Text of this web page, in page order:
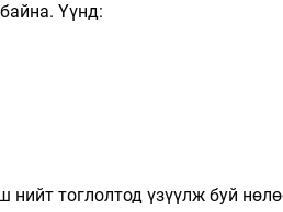
Үүнд:
нийт тоглолтод үзүүлж буй